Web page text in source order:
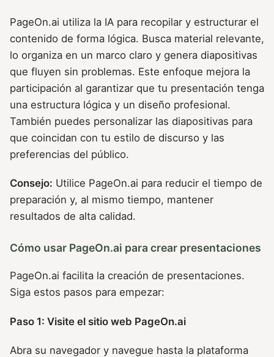
PageOn.ai utiliza la IA para recopilar y estructurar el
contenido de forma lógica. Busca material relevante,
lo organiza en un marco claro y genera diapositivas
que fluyen sin problemas. Este enfoque mejora la
participación al garantizar que tu presentación tenga
una estructura lógica y un diseño profesional.
También puedes personalizar las diapositivas para
que coincidan con tu estilo de discurso y las
preferencias del público.
Consejo: Utilice PageOn.ai para reducir el tiempo de
preparación y, al mismo tiempo, mantener
resultados de alta calidad.
Cómo usar PageOn.ai para crear presentaciones
PageOn.ai facilita la creación de presentaciones.
Siga estos pasos para empezar:
Paso 1: Visite el sitio web PageOn.ai
Abra su navegador y navegue hasta la plataforma